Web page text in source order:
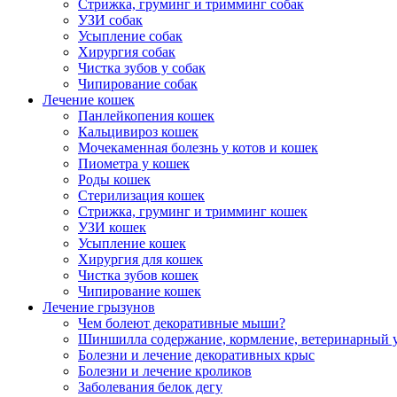
Стрижка, груминг и тримминг собак
УЗИ собак
Усыпление собак
Хирургия собак
Чистка зубов у собак
Чипирование собак
Лечение кошек
Панлейкопения кошек
Кальцивироз кошек
Мочекаменная болезнь у котов и кошек
Пиометра у кошек
Роды кошек
Стерилизация кошек
Стрижка, груминг и тримминг кошек
УЗИ кошек
Усыпление кошек
Хирургия для кошек
Чистка зубов кошек
Чипирование кошек
Лечение грызунов
Чем болеют декоративные мыши?
Шиншилла содержание, кормление, ветеринарный
Болезни и лечение декоративных крыс
Болезни и лечение кроликов
Заболевания белок дегу